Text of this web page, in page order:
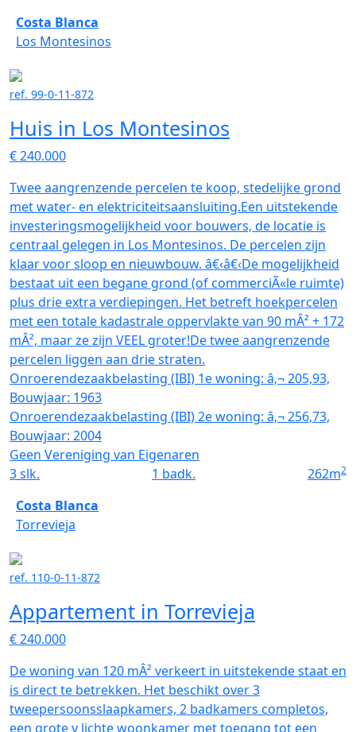
Costa Blanca
Los Montesinos
ref. 99-0-11-872
Huis in Los Montesinos
€ 240.000
Twee aangrenzende percelen te koop, stedelijke grond
met water- en elektriciteitsaansluiting.Een uitstekende
investeringsmogelijkheid voor bouwers, de locatie is
centraal gelegen in Los Montesinos. De percelen zijn
klaar voor sloop en nieuwbouw. â€‹â€‹De mogelijkheid
bestaat uit een begane grond (of commerciÃ«le ruimte)
plus drie extra verdiepingen. Het betreft hoekpercelen
met een totale kadastrale oppervlakte van 90 mÂ² + 172
mÂ², maar ze zijn VEEL groter!De twee aangrenzende
percelen liggen aan drie straten.
Onroerendezaakbelasting (IBI) 1e woning: â‚¬ 205,93,
Bouwjaar: 1963
Onroerendezaakbelasting (IBI) 2e woning: â‚¬ 256,73,
Bouwjaar: 2004
Geen Vereniging van Eigenaren
3slk. 1 badk. 262m2
Costa Blanca
Torrevieja
ref. 110-0-11-872
Appartement in Torrevieja
€ 240.000
De woning van 120 mÂ² verkeert in uitstekende staat en
is direct te betrekken. Het beschikt over 3
tweepersoonsslaapkamers, 2 badkamers completos,
een grote y lichte woonkamer met toegang tot een